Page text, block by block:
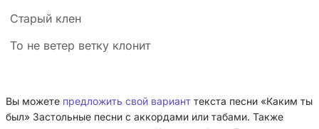
Старый клен
То не ветер ветку клонит
Вы можете предложить свой вариант текста песни «Каким ты
был» Застольные песни с аккордами или табами. Также